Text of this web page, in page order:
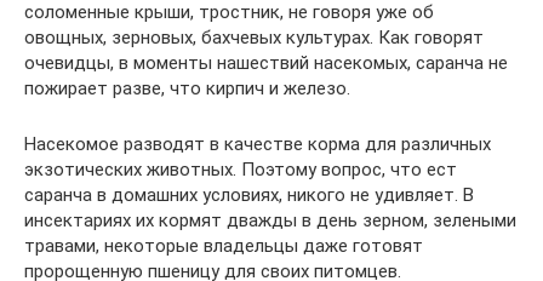
соломенные крыши, тростник, не говоря уже об
овощных, зерновых, бахчевых культурах. Как говорят
очевидцы, в моменты нашествий насекомых, саранча не
пожирает разве, что кирпич и железо.
Насекомое разводят в качестве корма для различных
экзотических животных. Поэтому вопрос, что ест
саранча в домашних условиях, никого не удивляет. В
инсектариях их кормят дважды в день зерном, зелеными
травами, некоторые владельцы даже готовят
пророщенную пшеницу для своих питомцев.